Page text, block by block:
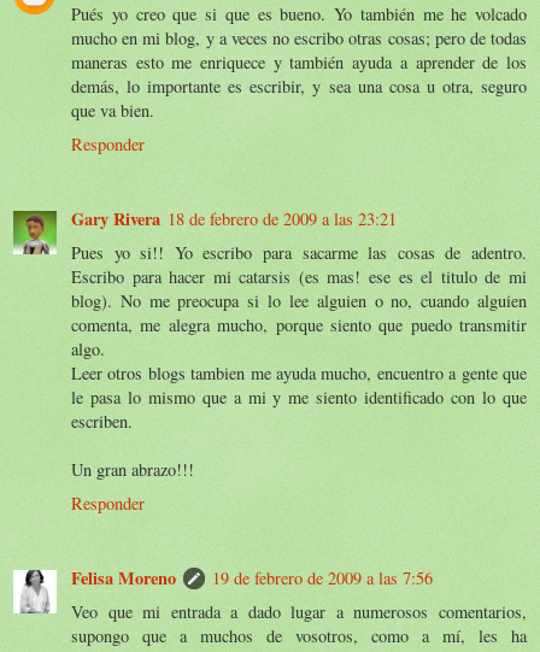
Pués yo creo que si que es bueno. Yo también me he volcado
mucho en mi blog, y a veces no escribo otras cosas; pero de todas
maneras esto me enriquece y también ayuda a aprender de los
demás, lo importante es escribir, y sea una cosa u otra, seguro
que va bien.
Responder
Gary Rivera 18 de febrero de 2009 a las 23:21
Pues yo si!! Yo escribo para sacarme las cosas de adentro.
Escribo para hacer mi catarsis (es mas! ese es el titulo de mi
blog). No me preocupa si lo lee alguien o no, cuando alguien
comenta, me alegra mucho, porque siento que puedo transmitir
algo.
Leer otros blogs tambien me ayuda mucho, encuentro a gente que
le pasa lo mismo que a mi y me siento identificado con lo que
escriben.
Un gran abrazo!!!
Responder
Felisa Moreno
19 de febrero de 2009 a las 7:56
Veo que mi entrada a dado lugar a numerosos comentarios,
supongo que a muchos de vosotros, como a mí, les ha